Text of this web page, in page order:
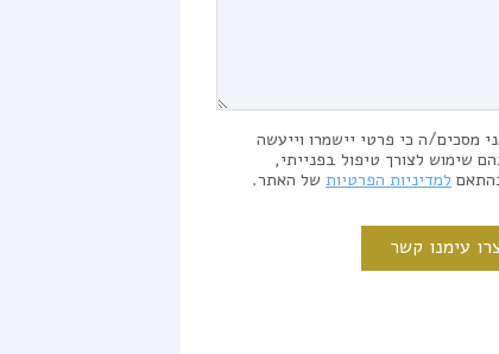
מסכים/ה כי פרטי יישמרו וייעשה
שימוש לצורך טיפול בפנייתי,
למדיניות הפרטיותשל האתר.